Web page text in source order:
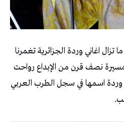
ما تزال اغاني وردة الجزائرية تغمرنا
نصف قرن من الإبداع رواحت
وردة اسمها في سجل الطرب العربي